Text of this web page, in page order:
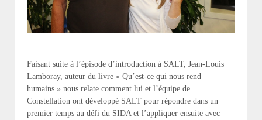
Faisant suite à l’épisode d’introduction à SALT, Jean-Louis
Lamboray, auteur du livre « Qu’est-ce qui nous rend
humains » nous relate comment lui et l’équipe de
Constellation ont développé SALT pour répondre dans un
premier temps au défi du SIDA et l’appliquer ensuite avec